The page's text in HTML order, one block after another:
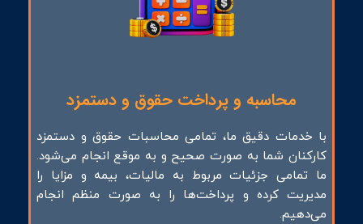
محاسبه و پرداخت حقوق و دستمزد
با خدمات دقیق ما، تمامی محاسبات حقوق و دستمزد
کارکنان شما به صورت صحیح و به موقع انجام می‌شود.
ما تمامی جزئیات مربوط به مالیات، بیمه و مزایا را
مدیریت کرده و پرداخت‌ها را به صورت منظم انجام
می‌دهیم.